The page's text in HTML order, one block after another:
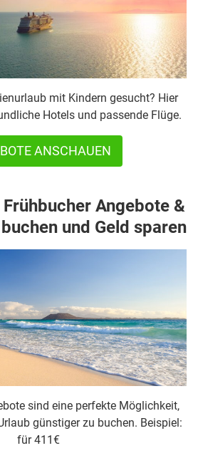
mit Kindern gesucht? Hier
Hotels und passende Flüge.
ANSCHAUEN
Angebote &
und Geld sparen
sind eine perfekte Möglichkeit,
günstiger zu buchen. Beispiel:
für 411€